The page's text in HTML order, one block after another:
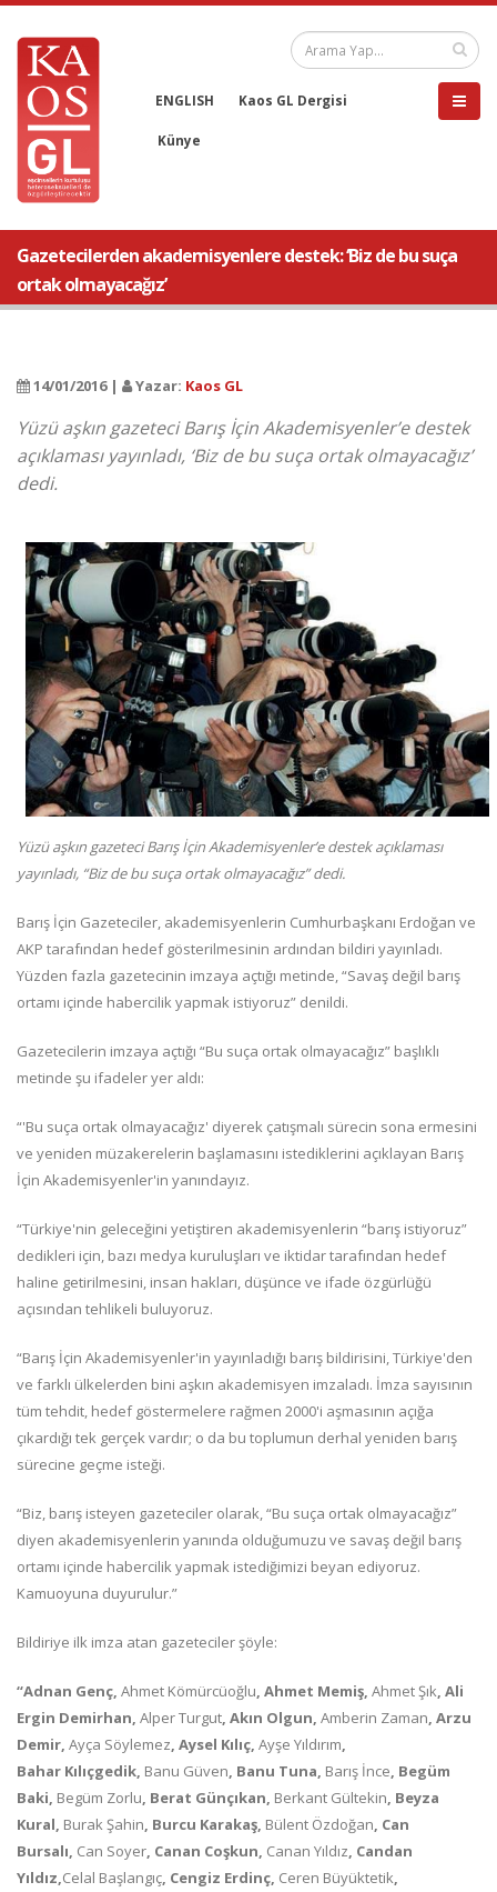
ENGLISH Kaos GL Dergisi
Künye
Gazetecilerden akademisyenlere destek: ‘Biz de bu suça
ortak olmayacağız’
14/01/2016 | Yazar: Kaos GL
Yüzü aşkın gazeteci Barış İçin Akademisyenler’e destek
açıklaması yayınladı, ‘Biz de bu suça ortak olmayacağız’
dedi.
Yüzü aşkın gazeteci Barış İçin Akademisyenler’e destek açıklaması
yayınladı, “Biz de bu suça ortak olmayacağız” dedi.
Barış İçin Gazeteciler, akademisyenlerin Cumhurbaşkanı Erdoğan ve
AKP tarafından hedef gösterilmesinin ardından bildiri yayınladı.
Yüzden fazla gazetecinin imzaya açtığı metinde, “Savaş değil barış
ortamı içinde habercilik yapmak istiyoruz” denildi.
Gazetecilerin imzaya açtığı “Bu suça ortak olmayacağız” başlıklı
metinde şu ifadeler yer aldı:
“'Bu suça ortak olmayacağız' diyerek çatışmalı sürecin sona ermesini
ve yeniden müzakerelerin başlamasını istediklerini açıklayan Barış
İçin Akademisyenler'in yanındayız.
“Türkiye'nin geleceğini yetiştiren akademisyenlerin “barış istiyoruz”
dedikleri için, bazı medya kuruluşları ve iktidar tarafından hedef
haline getirilmesini, insan hakları, düşünce ve ifade özgürlüğü
açısından tehlikeli buluyoruz.
“Barış İçin Akademisyenler'in yayınladığı barış bildirisini, Türkiye'den
ve farklı ülkelerden bini aşkın akademisyen imzaladı. İmza sayısının
tüm tehdit, hedef göstermelere rağmen 2000'i aşmasının açığa
çıkardığı tek gerçek vardır; o da bu toplumun derhal yeniden barış
sürecine geçme isteği.
“Biz, barış isteyen gazeteciler olarak, “Bu suça ortak olmayacağız”
diyen akademisyenlerin yanında olduğumuzu ve savaş değil barış
ortamı içinde habercilik yapmak istediğimizi beyan ediyoruz.
Kamuoyuna duyurulur.”
Bildiriye ilk imza atan gazeteciler şöyle:
“Adnan Genç, Ahmet Kömürcüoğlu, Ahmet Memiş, Ahmet Şık, Ali
Ergin Demirhan, Alper Turgut, Akın Olgun, Amberin Zaman, Arzu
Demir, Ayça Söylemez, Aysel Kılıç, Ayşe Yıldırım,
Bahar Kılıçgedik, Banu Güven, Banu Tuna, Barış İnce, Begüm
Baki, Begüm Zorlu, Berat Günçıkan, Berkant Gültekin, Beyza
Kural, Burak Şahin, Burcu Karakaş, Bülent Özdoğan, Can
Bursalı, Can Soyer, Canan Coşkun, Canan Yıldız, Candan
Yıldız,Celal Başlangıç, Cengiz Erdinç, Ceren Büyüktetik,